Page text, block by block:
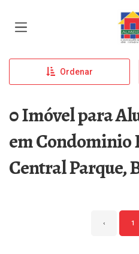
Ordenar
0 Imóvel para
em Condominio
Central Parque,
‹ 1